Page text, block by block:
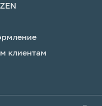
клиентам